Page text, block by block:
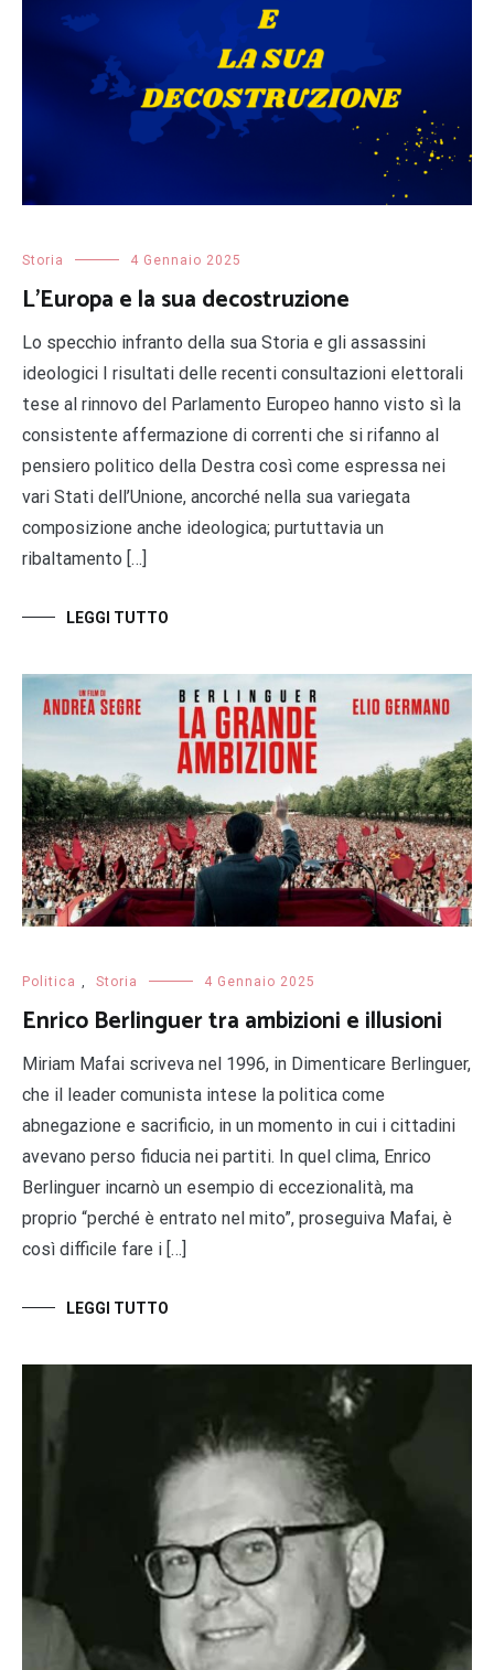
Storia 4 Gennaio 2025
L’Europa e la sua decostruzione
Lo specchio infranto della sua Storia e gli assassini
ideologici I risultati delle recenti consultazioni elettorali
tese al rinnovo del Parlamento Europeo hanno visto sì la
consistente affermazione di correnti che si rifanno al
pensiero politico della Destra così come espressa nei
vari Stati dell’Unione, ancorché nella sua variegata
composizione anche ideologica; purtuttavia un
ribaltamento […]
LEGGI TUTTO
Politica , Storia 4 Gennaio 2025
Enrico Berlinguer tra ambizioni e illusioni
Miriam Mafai scriveva nel 1996, in Dimenticare Berlinguer,
che il leader comunista intese la politica come
abnegazione e sacrificio, in un momento in cui i cittadini
avevano perso fiducia nei partiti. In quel clima, Enrico
Berlinguer incarnò un esempio di eccezionalità, ma
proprio “perché è entrato nel mito”, proseguiva Mafai, è
così difficile fare i […]
LEGGI TUTTO